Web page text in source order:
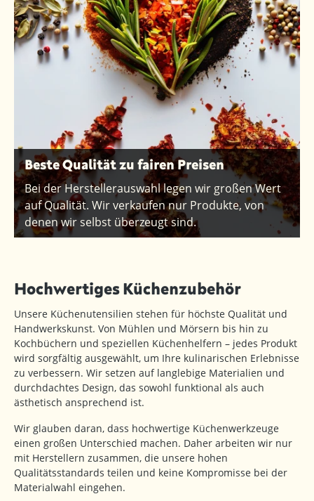
Beste Qualität zu fairen Preisen
Bei der Herstellerauswahl legen wir großen Wert
auf Qualität. Wir verkaufen nur Produkte, von
denen wir selbst überzeugt sind.
Hochwertiges Küchenzubehör
Unsere Küchenutensilien stehen für höchste Qualität und
Handwerkskunst. Von Mühlen und Mörsern bis hin zu
Kochbüchern und speziellen Küchenhelfern – jedes Produkt
wird sorgfältig ausgewählt, um Ihre kulinarischen Erlebnisse
zu verbessern. Wir setzen auf langlebige Materialien und
durchdachtes Design, das sowohl funktional als auch
ästhetisch ansprechend ist.
Wir glauben daran, dass hochwertige Küchenwerkzeuge
einen großen Unterschied machen. Daher arbeiten wir nur
mit Herstellern zusammen, die unsere hohen
Qualitätsstandards teilen und keine Kompromisse bei der
Materialwahl eingehen.